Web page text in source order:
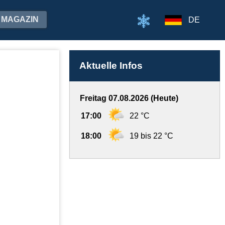
MAGAZIN DE
Aktuelle Infos
Freitag 07.08.2026 (Heute)
17:00 22 °C
18:00 19 bis 22 °C